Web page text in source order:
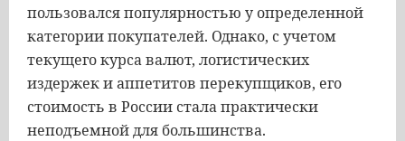
пользовался популярностью у определенной
категории покупателей. Однако, с учетом
текущего курса валют, логистических
издержек и аппетитов перекупщиков, его
стоимость в России стала практически
неподъемной для большинства.